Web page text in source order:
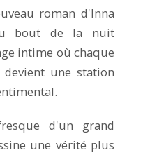
roman d'Inna
bout de la nuit
intime où chaque
une station
d'un grand
une vérité plus